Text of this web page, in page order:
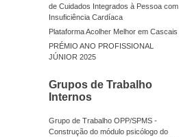
de Cuidados Integrados à Pessoa com
Insuficiência Cardíaca
Plataforma Acolher Melhor em Cascais
PRÉMIO ANO PROFISSIONAL
JÚNIOR 2025
Grupos de Trabalho
Internos
Grupo de Trabalho OPP/SPMS -
Construção do módulo psicólogo do